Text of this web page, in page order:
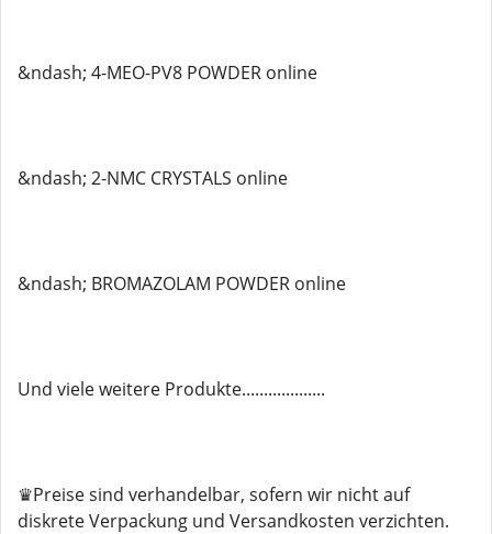
&ndash; 4-MEO-PV8 POWDER online
&ndash; 2-NMC CRYSTALS online
&ndash; BROMAZOLAM POWDER online
Und viele weitere Produkte...................
♛Preise sind verhandelbar, sofern wir nicht auf
diskrete Verpackung und Versandkosten verzichten.